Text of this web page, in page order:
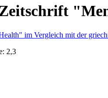
2,3